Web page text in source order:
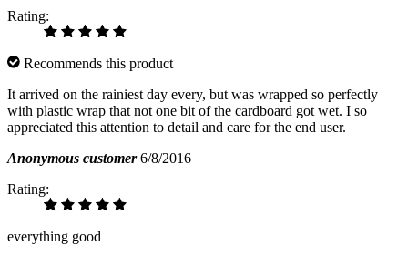
Rating:
Recommends this product
It arrived on the rainiest day every, but was wrapped so perfectly
with plastic wrap that not one bit of the cardboard got wet. I so
appreciated this attention to detail and care for the end user.
Anonymous customer 6/8/2016
Rating:
everything good